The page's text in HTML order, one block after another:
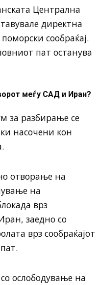
Централна
директна
сообраќај.
пат останува
меѓу САД и Иран?
за разбирање се
насочени кон
отворање на
на
врз
заедно со
врз сообраќајот
ослободување на